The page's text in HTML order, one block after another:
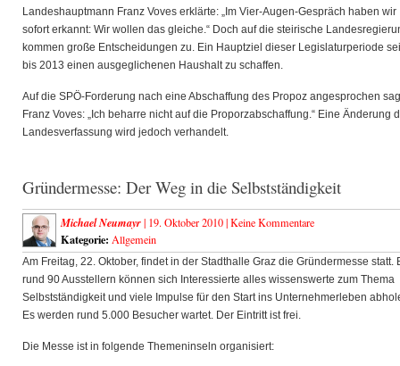
Landeshauptmann Franz Voves erklärte: „Im Vier-Augen-Gespräch haben wir
sofort erkannt: Wir wollen das gleiche.“ Doch auf die steirische
kommen große Entscheidungen zu. Ein Hauptziel dieser Legislaturperiode
bis 2013 einen ausgeglichenen Haushalt zu schaffen.
Auf die SPÖ-Forderung nach eine Abschaffung des Propoz angesprochen
Franz Voves: „Ich beharre nicht auf die Proporzabschaffung.“ Eine Änderung
Landesverfassung wird jedoch verhandelt.
Gründermesse: Der Weg in die Selbstständigkeit
Michael Neumayr| 19. Oktober 2010 |Keine Kommentare
Kategorie: Allgemein
Am Freitag, 22. Oktober, findet in der Stadthalle Graz die Gründermesse statt.
rund 90 Ausstellern können sich Interessierte alles wissenswerte zum Thema
Selbstständigkeit und viele Impulse für den Start ins Unternehmerleben
Es werden rund 5.000 Besucher wartet. Der Eintritt ist frei.
Die Messe ist in folgende Themeninseln organisiert: